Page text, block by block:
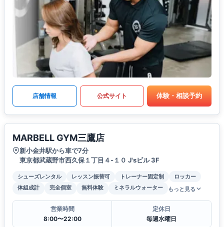
店舗情報 公式サイト 体験・相談予約
MARBELL GYM三鷹店
新小金井駅から車で7分
東京都武蔵野市西久保１丁目４-１０ J'sビル 3F
シューズレンタル レッスン振替可 トレーナー固定制
ロッカー
体組成計
完全個室 無料体験 ミネラルウォーター もっと見る
営業時間
8:00〜22:00
定休日
毎週水曜日